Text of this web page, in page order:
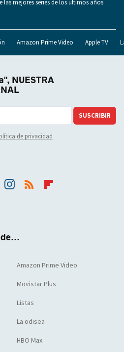
las mejores series de los últimos años
Amazon Prime Video Apple TV
NUESTRA
SUSCRIBIR
de privacidad
Amazon Prime Video
Movistar Plus
Listas
La odisea
HBO Max